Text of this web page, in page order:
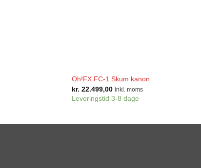
Oh!FX FC-1 Skum kanon
kr. 22.499,00 inkl. moms
Leveringstid 3-8 dage